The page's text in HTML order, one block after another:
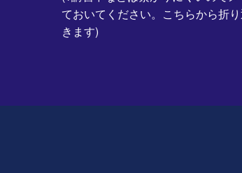
ておいてください。こちらから折
きます)